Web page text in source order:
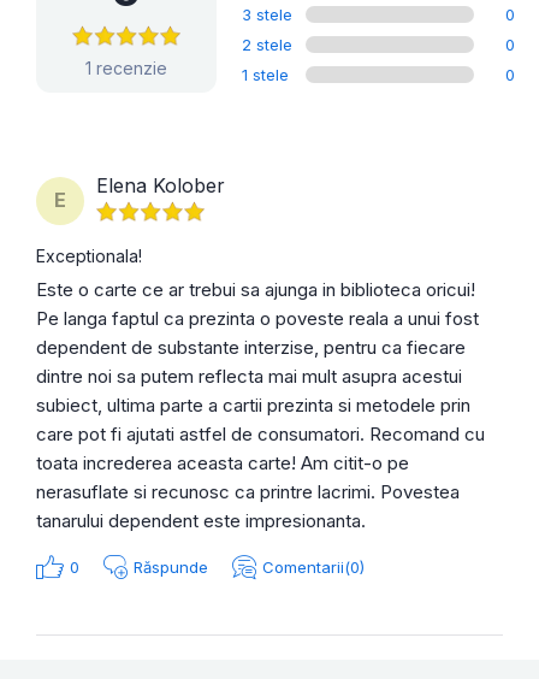
1 recenzie
3 stele
0
2 stele
0
1 stele
0
E
Elena Kolober
Exceptionala!
Este o carte ce ar trebui sa ajunga in biblioteca oricui!
Pe langa faptul ca prezinta o poveste reala a unui fost
dependent de substante interzise, pentru ca fiecare
dintre noi sa putem reflecta mai mult asupra acestui
subiect, ultima parte a cartii prezinta si metodele prin
care pot fi ajutati astfel de consumatori. Recomand cu
toata increderea aceasta carte! Am citit-o pe
nerasuflate si recunosc ca printre lacrimi. Povestea
tanarului dependent este impresionanta.
0 Răspunde Comentarii(0)